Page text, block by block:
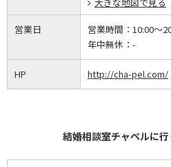
大きな地図で見る
営業日 営業時間： 10:00～
年中無休： -
HP http://cha-pel.com/
結婚相談室チャペルに行